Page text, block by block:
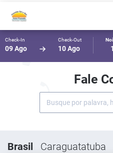
Check-In
09 Ago
Check-Out
10 Ago 1
Fale
Brasil Caraguatatuba